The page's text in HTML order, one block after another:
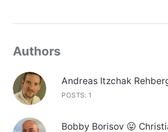
Authors
Andreas Itzchak
POSTS: 1
Bobby Borisov 😛